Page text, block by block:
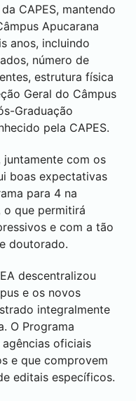
CAPES, mantendo
Apucarana
anos, incluindo
número de
estrutura física
Geral do Câmpus
Graduação
pela CAPES.
com os
boas expectativas
para 4 na
o que permitirá
e com a tão
doutorado.
descentralizou
e os novos
integralmente
O Programa
oficiais
e que comprovem
editais específicos.